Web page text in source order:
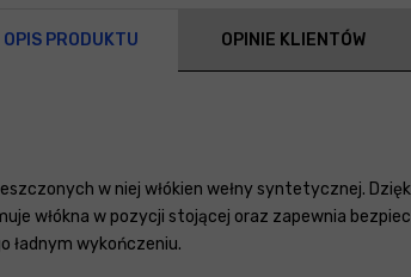
OPIS PRODUKTU OPINIE KLIENTÓW
w niej włókien wełny syntetycznej.
włókna w pozycji stojącej oraz zapewnia
ładnym wykończeniu.